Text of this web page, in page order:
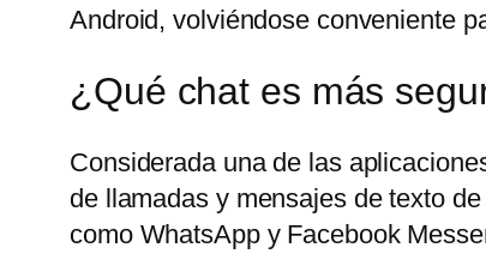
Android, volviéndose conveniente
¿Qué chat es más
Considerada una de las
de llamadas y mensajes de texto
como WhatsApp y Facebook